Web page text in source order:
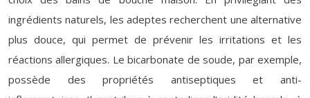
ingrédients naturels, les adeptes recherchent une alternative
plus douce, qui permet de prévenir les irritations et les
réactions allergiques. Le bicarbonate de soude, par exemple,
possède des propriétés antiseptiques et anti-